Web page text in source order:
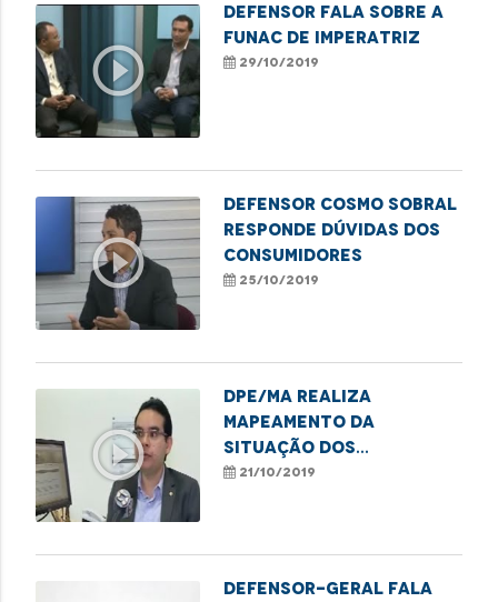
play_circle_outline
Defensor fala sobre a
Funac de Imperatriz
29/10/2019
play_circle_outline
Defensor Cosmo Sobral
responde dúvidas dos
consumidores
25/10/2019
play_circle_outline
DPE/MA realiza
mapeamento da
situação dos
encarcerados no
21/10/2019
Defensor-geral fala